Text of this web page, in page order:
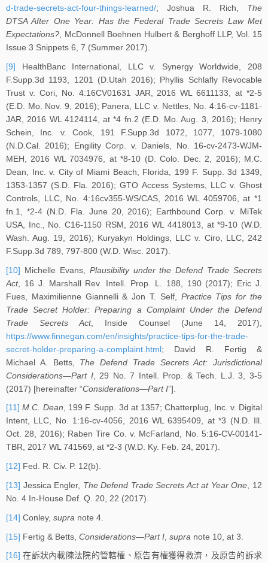
d-trade-secrets-act-four-things-learned/; Joshua R. Rich, The
DTSA After One Year: Has the Federal Trade Secrets Law Met
Expectations? , McDonnell Boehnen Hulbert & Berghoff LLP, Vol. 15
Issue 3 Snippets 6, 7 (Summer 2017).
[9] HealthBanc International, LLC v. Synergy Worldwide, 208
F.Supp.3d 1193, 1201 (D.Utah 2016); Phyllis Schlafly Revocable
Trust v. Cori, No. 4:16CV01631 JAR, 2016 WL 6611133, at *2-5
(E.D. Mo. Nov. 9, 2016); Panera, LLC v. Nettles, No. 4:16-cv-1181-
JAR, 2016 WL 4124114, at *4 fn.2 (E.D. Mo. Aug. 3, 2016); Henry
Schein, Inc. v. Cook, 191 F.Supp.3d 1072, 1077, 1079-1080
(N.D.Cal. 2016); Engility Corp. v. Daniels, No. 16-cv-2473-WJM-
MEH, 2016 WL 7034976, at *8-10 (D. Colo. Dec. 2, 2016); M.C.
Dean, Inc. v. City of Miami Beach, Florida, 199 F. Supp. 3d 1349,
1353-1357 (S.D. Fla. 2016); GTO Access Systems, LLC v. Ghost
Controls, LLC, No. 4:16cv355-WS/CAS, 2016 WL 4059706, at *1
fn.1, *2-4 (N.D. Fla. June 20, 2016); Earthbound Corp. v. MiTek
USA, Inc., No. C16-1150 RSM, 2016 WL 4418013, at *9-10 (W.D.
Wash. Aug. 19, 2016); Kuryakyn Holdings, LLC v. Ciro, LLC, 242
F.Supp.3d 789, 797-800 (W.D. Wisc. 2017).
[10] Michelle Evans, Plausibility under the Defend Trade Secrets
Act, 16 J. Marshall Rev. Intell. Prop. L. 188, 190 (2017); Eric J.
Fues, Maximilienne Giannelli & Jon T. Self, Practice Tips for the
Trade Secret Holder: Preparing a Complaint Under the Defend
Trade Secrets Act, Inside Counsel (June 14, 2017),
https://www.finnegan.com/en/insights/practice-tips-for-the-trade-
secret-holder-preparing-a-complaint.html; David R. Fertig &
Michael A. Betts, The Defend Trade Secrets Act: Jurisdictional
Considerations—Part I, 29 No. 7 Intell. Prop. & Tech. L.J. 3, 3-5
(2017) [hereinafter “Considerations—Part I”].
[11] M.C. Dean, 199 F. Supp. 3d at 1357; Chatterplug, Inc. v. Digital
Intent, LLC, No. 1:16-cv-4056, 2016 WL 6395409, at *3 (N.D. Ill.
Oct. 28, 2016); Raben Tire Co. v. McFarland, No. 5:16-CV-00141-
TBR, 2017 WL 741569, at *2-3 (W.D. Ky. Feb. 24, 2017).
[12] Fed. R. Civ. P. 12(b).
[13] Jessica Engler, The Defend Trade Secrets Act at Year One , 12
No. 4 In-House Def. Q. 20, 22 (2017).
[14] Conley, supra note 4.
[15] Fertig & Betts, Considerations—Part I supra note 10, at 3.
[16] 在訴狀內載陳法院的管轄權、原告有權獲得救濟，及原告的訴求